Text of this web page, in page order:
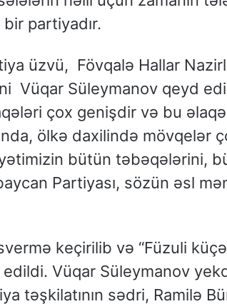
partiyadır.
üzvü, Fövqalə Hallar
Vüqar Süleymanov qeyd
çox genişdir və bu
ölkə daxilində mövqelər
bütün təbəqələrini,
Partiyası, sözün əsl
keçirilib və “Füzuli
Vüqar Süleymanov
təşkilatının sədri, Ramilə